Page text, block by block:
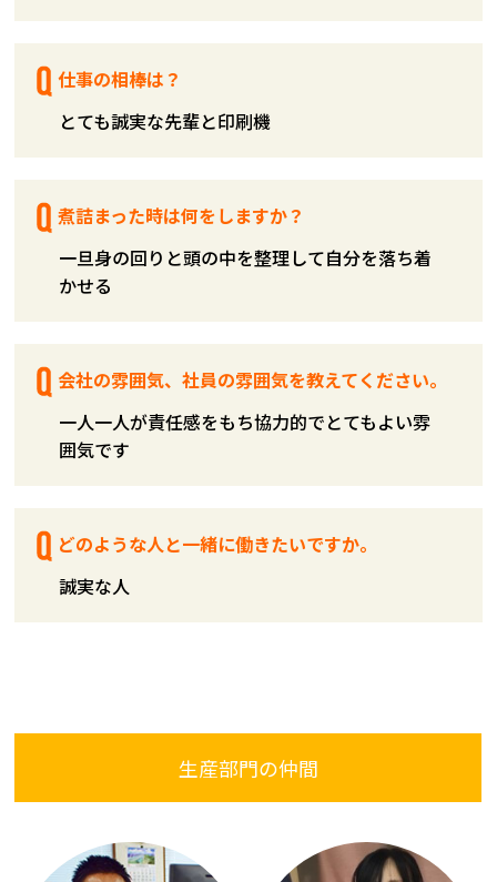
仕事の相棒は？
とても誠実な先輩と印刷機
煮詰まった時は何をしますか？
一旦身の回りと頭の中を整理して自分を落ち着
かせる
会社の雰囲気、社員の雰囲気を教えてください。
一人一人が責任感をもち協力的でとてもよい雰
囲気です
どのような人と一緒に働きたいですか。
誠実な人
生産部門の仲間